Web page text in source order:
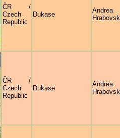
ČR /
Czech
Republic
Dukase
Andrea
ČR /
Czech
Republic
Dukase
Andrea